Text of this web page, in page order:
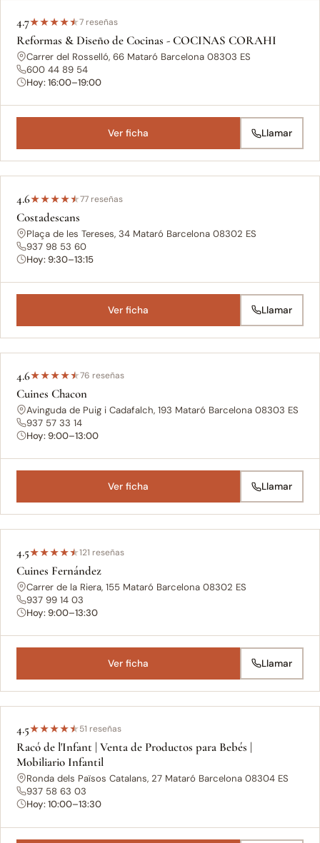
4.7★★★★★7 reseñas
Reformas & Diseño de Cocinas - COCINAS CORAHI
Carrer del Rosselló, 66 Mataró Barcelona 08303 ES
600 44 89 54
Hoy: 16:00–19:00
Ver ficha Llamar
4.6★★★★★77 reseñas
Costadescans
Plaça de les Tereses, 34 Mataró Barcelona 08302 ES
937 98 53 60
Hoy: 9:30–13:15
Ver ficha Llamar
4.6★★★★★76 reseñas
Cuines Chacon
Avinguda de Puig i Cadafalch, 193 Mataró Barcelona 08303 ES
937 57 33 14
Hoy: 9:00–13:00
Ver ficha Llamar
4.5★★★★★121 reseñas
Cuines Fernández
Carrer de la Riera, 155 Mataró Barcelona 08302 ES
937 99 14 03
Hoy: 9:00–13:30
Ver ficha Llamar
4.5★★★★★51 reseñas
Racó de l'Infant | Venta de Productos para Bebés |
Mobiliario Infantil
Ronda dels Països Catalans, 27 Mataró Barcelona 08304 ES
937 58 63 03
Hoy: 10:00–13:30